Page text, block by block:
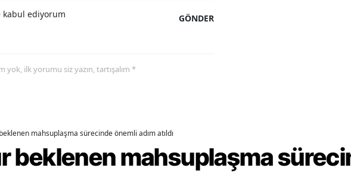
GÖNDER
kabul ediyorum
yok, ilk yorumu siz yazın, tartışalım *
mahsuplaşma sürecinde önemli adım atıldı
beklenen mahsuplaşma